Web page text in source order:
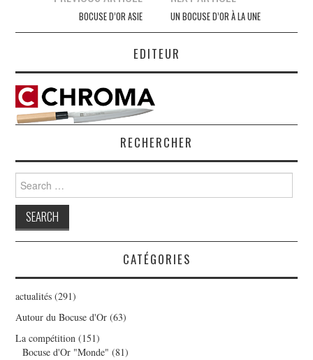
navigationBOCUSE D’OR ASIE UN BOCUSE D’OR À LA UNE
EDITEUR
RECHERCHER
Search
for:
CATÉGORIES
actualités (291)
Autour du Bocuse d'Or (63)
La compétition (151)
Bocuse d'Or "Monde" (81)